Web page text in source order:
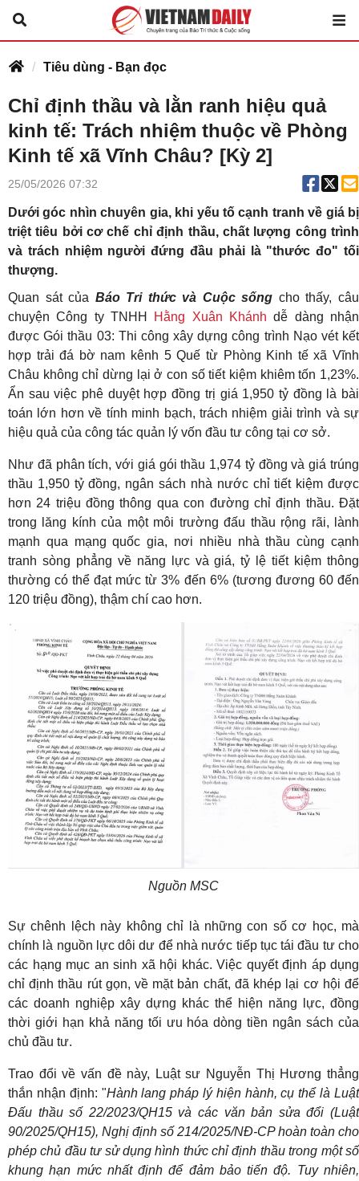
Tiêu dùng - Bạn đọc
Chỉ định thầu và lằn ranh hiệu quả
kinh tế: Trách nhiệm thuộc về Phòng
Kinh tế xã Vĩnh Châu? [Kỳ 2]
25/05/2026 07:32
Dưới góc nhìn chuyên gia, khi yếu tố cạnh tranh về giá bị
triệt tiêu bởi cơ chế chỉ định thầu, chất lượng công trình
và trách nhiệm người đứng đầu phải là "thước đo" tối
thượng.
Quan sát của Báo Tri thức và Cuộc sống cho thấy, câu
chuyện Công ty TNHH Hằng Xuân Khánh dễ dàng nhận
được Gói thầu 03: Thi công xây dựng công trình Nạo vét kết
hợp trải đá bờ nam kênh 5 Quế từ Phòng Kinh tế xã Vĩnh
Châu không chỉ dừng lại ở con số tiết kiệm khiêm tốn 1,23%.
Ẩn sau việc phê duyệt hợp đồng trị giá 1,950 tỷ đồng là bài
toán lớn hơn về tính minh bạch, trách nhiệm giải trình và sự
hiệu quả của công tác quản lý vốn đầu tư công tại cơ sở.
Như đã phân tích, với giá gói thầu 1,974 tỷ đồng và giá trúng
thầu 1,950 tỷ đồng, ngân sách nhà nước chỉ tiết kiệm được
hơn 24 triệu đồng thông qua con đường chỉ định thầu. Đặt
trong lăng kính của một môi trường đấu thầu rộng rãi, lành
mạnh qua mạng quốc gia, nơi nhiều nhà thầu cùng cạnh
tranh sòng phẳng về năng lực và giá, tỷ lệ tiết kiệm thông
thường có thể đạt mức từ 3% đến 6% (tương đương 60 đến
120 triệu đồng), thậm chí cao hơn.
Nguồn MSC
Sự chênh lệch này không chỉ là những con số cơ học, mà
chính là nguồn lực dôi dư để nhà nước tiếp tục tái đầu tư cho
các hạng mục an sinh xã hội khác. Việc quyết định áp dụng
chỉ định thầu rút gọn, về mặt bản chất, đã khép lại cơ hội để
các doanh nghiệp xây dựng khác thể hiện năng lực, đồng
thời giới hạn khả năng tối ưu hóa dòng tiền ngân sách của
chủ đầu tư.
Trao đổi về vấn đề này, Luật sư Nguyễn Thị Hương thẳng
thắn nhận định: "Hành lang pháp lý hiện hành, cụ thể là Luật
Đấu thầu số 22/2023/QH15 và các văn bản sửa đổi (Luật
90/2025/QH15), Nghị định số 214/2025/NĐ-CP hoàn toàn cho
phép chủ đầu tư sử dụng hình thức chỉ định thầu trong một số
khung hạn mức nhất định để đảm bảo tiến độ. Tuy nhiên,